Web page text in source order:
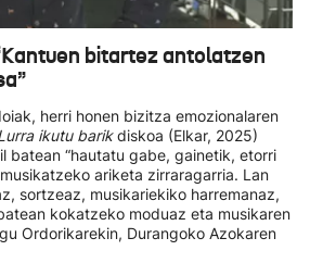
bitartez antolatzen
herri honen bizitza emozionalaren
ikutu barikdiskoa (Elkar, 2025)
batean “hautatu gabe, gainetik, etorri
ariketa zirraragarria. Lan
sortzeaz, musikariekiko harremanaz,
kokatzeko moduaz eta musikaren
Ordorikarekin, Durangoko Azokaren